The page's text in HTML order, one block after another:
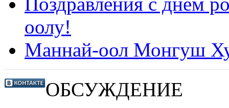
оолу!
Маннай-оол Монгуш
ОБСУЖДЕНИЕ